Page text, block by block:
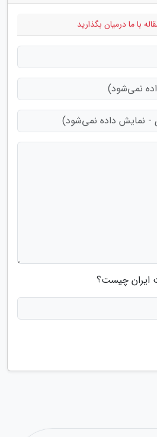
با ما درمیان بگذارید
ایران چیست؟